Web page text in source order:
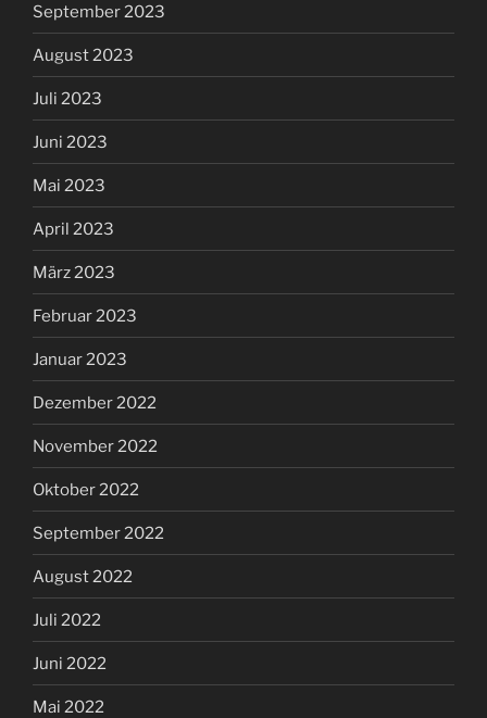
September 2023
August 2023
Juli 2023
Juni 2023
Mai 2023
April 2023
März 2023
Februar 2023
Januar 2023
Dezember 2022
November 2022
Oktober 2022
September 2022
August 2022
Juli 2022
Juni 2022
Mai 2022